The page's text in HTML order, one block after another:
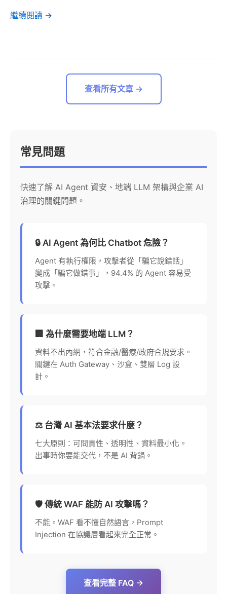
繼續閱讀 →
查看所有文章 →
常見問題
快速了解 AI Agent 資安、地端 LLM 架構與企業 AI
治理的關鍵問題。
🔒 AI Agent 為何比 Chatbot 危險？
Agent 有執行權限，攻擊者從「騙它說錯話」
變成「騙它做錯事」，94.4% 的 Agent 容易受
攻擊。
🏢 為什麼需要地端 LLM？
資料不出內網，符合金融/醫療/政府合規要求。
關鍵在 Auth Gateway、沙盒、雙層 Log 設
計。
⚖️ 台灣 AI 基本法要求什麼？
七大原則：可問責性、透明性、資料最小化。
出事時你要能交代，不是 AI 背鍋。
🛡️ 傳統 WAF 能防 AI 攻擊嗎？
不能。WAF 看不懂自然語言，Prompt
Injection 在協議層看起來完全正常。
查看完整 FAQ →